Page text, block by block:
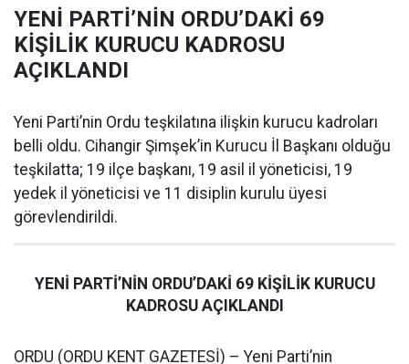
YENİ PARTİ’NİN ORDU’DAKİ 69
KİŞİLİK KURUCU KADROSU
AÇIKLANDI
Yeni Parti’nin Ordu teşkilatına ilişkin kurucu kadroları
belli oldu. Cihangir Şimşek’in Kurucu İl Başkanı olduğu
teşkilatta; 19 ilçe başkanı, 19 asil il yöneticisi, 19
yedek il yöneticisi ve 11 disiplin kurulu üyesi
görevlendirildi.
YENİ PARTİ’NİN ORDU’DAKİ 69 KİŞİLİK KURUCU
KADROSU AÇIKLANDI
ORDU (ORDU KENT GAZETESİ) – Yeni Parti’nin